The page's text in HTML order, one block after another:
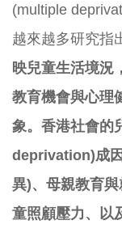
(multiple
越來越多研究指
映兒童生活境況
教育機會與心理
象。香港社會的
deprivation)成
異)、母親教育
童照顧壓力、以